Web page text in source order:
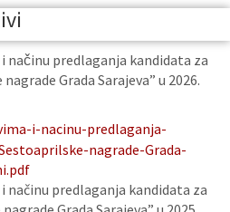
načinu predlaganja kandidata za
Grada Sarajeva” u 2026.
i-nacinu-predlaganja-
nagrade-Grada-
načinu predlaganja kandidata za